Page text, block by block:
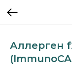
Аллерген